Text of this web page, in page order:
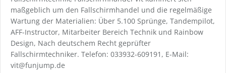
maßgeblich um den Fallschirmhandel und die regelmäßige
Wartung der Materialien: Über 5.100 Sprünge, Tandempilot,
AFF-Instructor, Mitarbeiter Bereich Technik und Rainbow
Design, Nach deutschem Recht geprüfter
Fallschirmtechniker. Telefon: 033932-609191, E-Mail:
vit@funjump.de